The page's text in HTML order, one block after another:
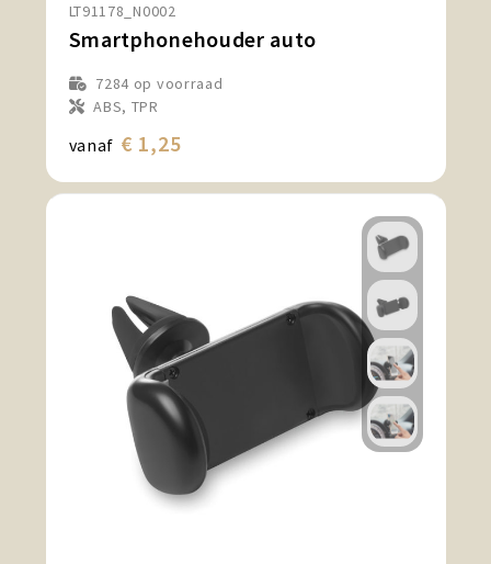
LT91178_N0002
Smartphonehouder auto
7284 op voorraad
ABS, TPR
vanaf € 1,25